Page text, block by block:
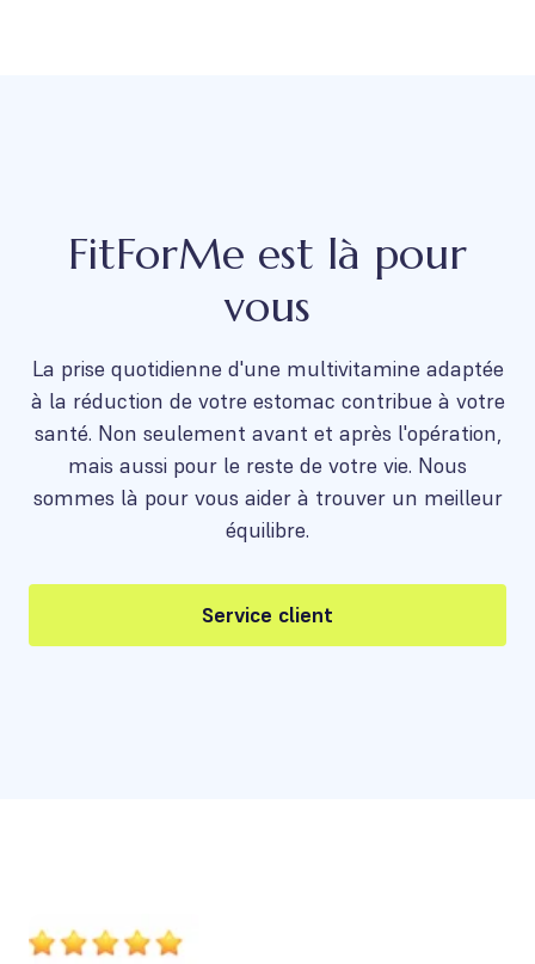
FitForMe est là pour
vous
La prise quotidienne d'une multivitamine adaptée
à la réduction de votre estomac contribue à votre
santé. Non seulement avant et après l'opération,
mais aussi pour le reste de votre vie. Nous
sommes là pour vous aider à trouver un meilleur
équilibre.
Service client